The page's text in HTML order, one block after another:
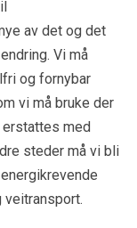
av det og det
Vi må
og fornybar
vi må bruke der
med
steder må vi bli
veitransport.